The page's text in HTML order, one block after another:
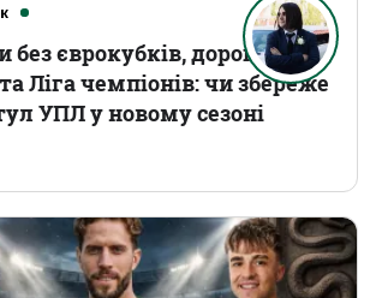
єврокубків, дорогі
Ліга чемпіонів: чи збереже
УПЛ у новому сезоні